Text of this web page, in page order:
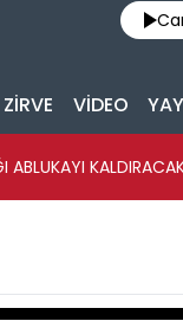
ZİRVE VİDEO